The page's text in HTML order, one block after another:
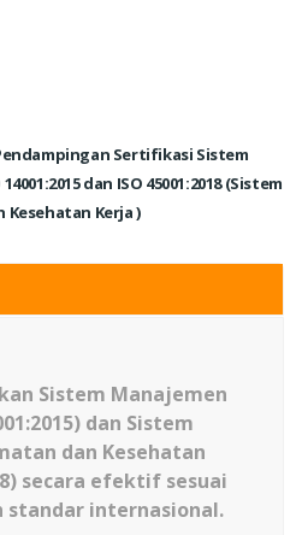
Sertifikasi Sistem
dan ISO 45001:2018 (Sistem
Kesehatan Kerja )
Sistem Manajemen
dan Sistem
dan Kesehatan
secara efektif sesuai
standar internasional.